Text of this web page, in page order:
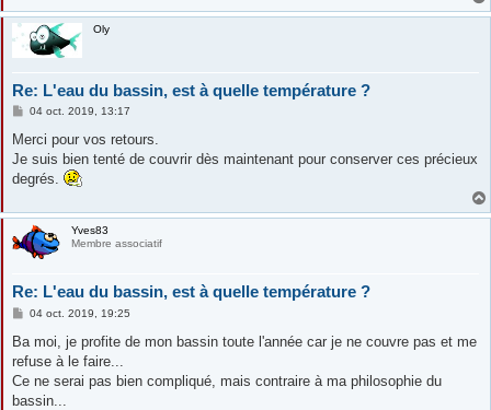
Oly
Re: L'eau du bassin, est à quelle température ?
M
s
a
g
e
04 oct. 2019, 13:17
Merci pour vos retours.
Je suis bien tenté de couvrir dès maintenant pour conserver ces précieux
degrés.
Yves83
Membre associatif
Re: L'eau du bassin, est à quelle température ?
M
s
a
g
04 oct. 2019, 19:25
Ba moi, je profite de mon bassin toute l'année car je ne couvre pas et me
refuse à le faire...
Ce ne serai pas bien compliqué, mais contraire à ma philosophie du
bassin...